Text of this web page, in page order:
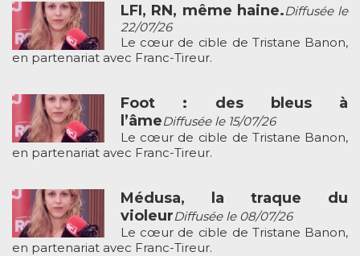
LFI, RN, même haine.Diffusée le
22/07/26
Le cœur de cible de Tristane Banon,
en partenariat avec Franc-Tireur.
Foot : des bleus à
l’âmeDiffusée le 15/07/26
Le cœur de cible de Tristane Banon,
en partenariat avec Franc-Tireur.
Médusa, la traque du
violeurDiffusée le 08/07/26
Le cœur de cible de Tristane Banon,
en partenariat avec Franc-Tireur.